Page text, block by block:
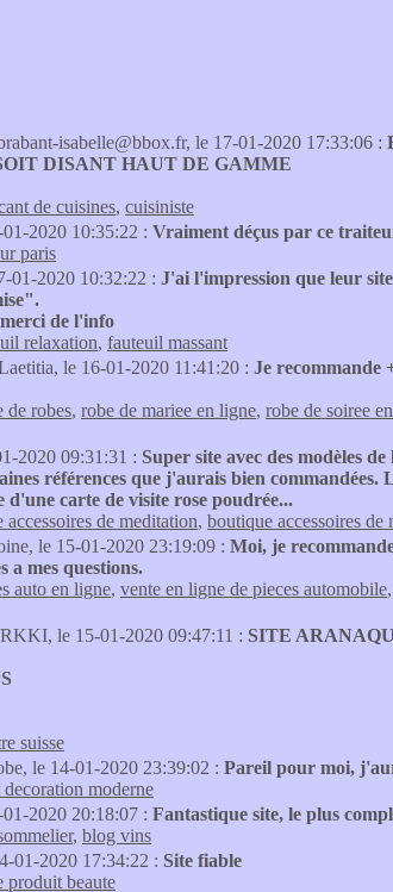
isabelle@bbox.fr, le 17-01-2020 17:33:06 :
DISANT HAUT DE GAMME
de cuisines, cuisiniste
2020 10:35:22 : Vraiment déçus par ce
paris
01-2020 10:32:22 : J'ai l'impression que leur
de l'info
relaxation, fauteuil massant
le 16-01-2020 11:41:20 : Je recommande
de robes, robe de mariee en ligne, robe de soiree
2020 09:31:31 : Super site avec des modèles
références que j'aurais bien
d'une carte de visite rose poudrée...
accessoires de meditation, boutique accessoires de
le 15-01-2020 23:19:09 : Moi, je
a mes questions.
auto en ligne, vente en ligne de pieces automobile,
le 15-01-2020 09:47:11 : SITE
suisse
le 14-01-2020 23:39:02 : Pareil pour moi,
decoration moderne
01-2020 20:18:07 : Fantastique site, le plus
, blog vins
01-2020 17:34:22 : Site fiable
produit beaute